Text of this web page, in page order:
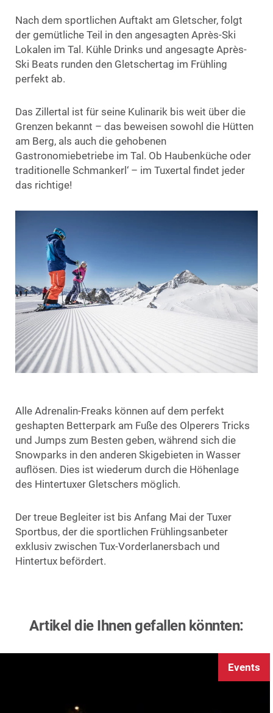
Nach dem sportlichen Auftakt am Gletscher, folgt
der gemütliche Teil in den angesagten Après-Ski
Lokalen im Tal. Kühle Drinks und angesagte Après-
Ski Beats runden den Gletschertag im Frühling
perfekt ab.
Das Zillertal ist für seine Kulinarik bis weit über die
Grenzen bekannt – das beweisen sowohl die Hütten
am Berg, als auch die gehobenen
Gastronomiebetriebe im Tal. Ob Haubenküche oder
traditionelle Schmankerl‘ – im Tuxertal findet jeder
das richtige!
Alle Adrenalin-Freaks können auf dem perfekt
geshapten Betterpark am Fuße des Olperers Tricks
und Jumps zum Besten geben, während sich die
Snowparks in den anderen Skigebieten in Wasser
auflösen. Dies ist wiederum durch die Höhenlage
des Hintertuxer Gletschers möglich.
Der treue Begleiter ist bis Anfang Mai der Tuxer
Sportbus, der die sportlichen Frühlingsanbeter
exklusiv zwischen Tux-Vorderlanersbach und
Hintertux befördert.
Artikel die Ihnen gefallen könnten:
Events